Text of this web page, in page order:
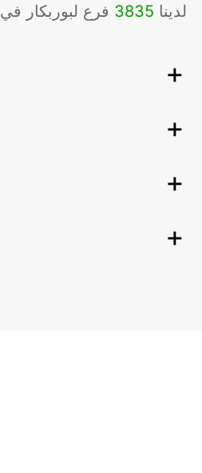
لدينا 3835 فرع لبوربكار في